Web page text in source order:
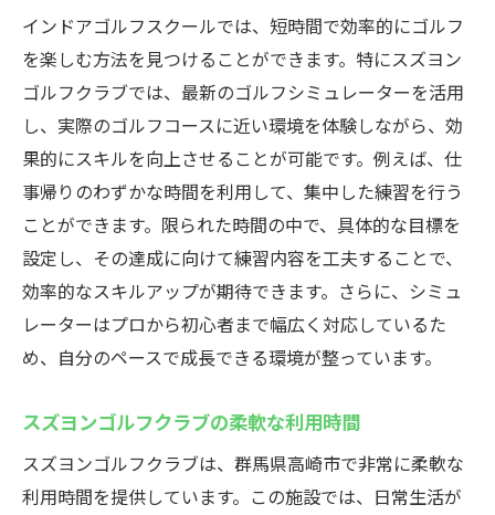
インドアゴルフスクールでは、短時間で効率的にゴルフ
を楽しむ方法を見つけることができます。特にスズヨン
ゴルフクラブでは、最新のゴルフシミュレーターを活用
し、実際のゴルフコースに近い環境を体験しながら、効
果的にスキルを向上させることが可能です。例えば、仕
事帰りのわずかな時間を利用して、集中した練習を行う
ことができます。限られた時間の中で、具体的な目標を
設定し、その達成に向けて練習内容を工夫することで、
効率的なスキルアップが期待できます。さらに、シミュ
レーターはプロから初心者まで幅広く対応しているた
め、自分のペースで成長できる環境が整っています。
スズヨンゴルフクラブの柔軟な利用時間
スズヨンゴルフクラブは、群馬県高崎市で非常に柔軟な
利用時間を提供しています。この施設では、日常生活が